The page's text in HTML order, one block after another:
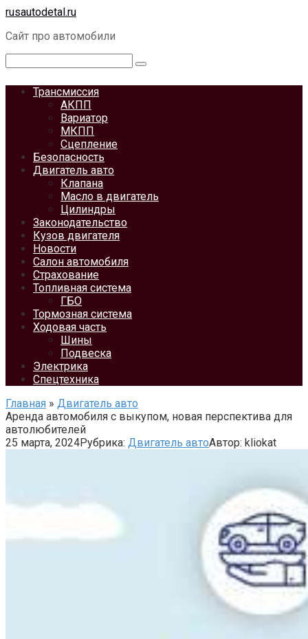
Перейти
контенту
rusautodetal.ru
Сайт про автомобили
Трансмиссия
АКПП
Вариатор
МКПП
Сцепление
Безопасность
Двигатель авто
Клапана
Масло в двигатель
Цилиндры
Законодательство
Кузов двигателя
Новости
Салон автомобиля
Страхование
Топливная система
ГБО
Тормозная система
Ходовая часть
Шины
Подвеска
Электрика
Спецтехника
Главная » Двигатель авто
Аренда автомобиля с выкупом, новая перспектива для
автолюбителей
25 марта, 2024Рубрика: Двигатель автоАвтор: kliokat